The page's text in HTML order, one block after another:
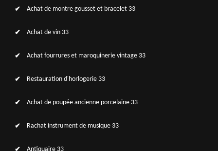
Achat de montre gousset et bracelet 33
Achat de vin 33
Achat fourrures et maroquinerie vintage 33
Restauration d'horlogerie 33
Achat de poupée ancienne porcelaine 33
Rachat instrument de musique 33
Antiquaire 33